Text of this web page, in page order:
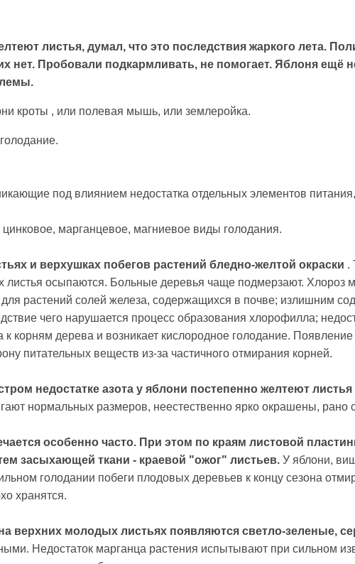
листья, думал, что это последствия жаркого лета.
нет. Пробовали подкармливать, не помогает. Яблоня ещё
кроты , или полевая мышь, или землеройка.
под влиянием недостатка отдельных элементов
марганцевое, магниевое виды голодания.
и верхушках побегов растений бледно-желтой окраски .
листья осыпаются. Больные деревья чаще подмерзают. Хлороз
растений солей железа, содержащихся в почве; излишним
чего нарушается процесс образования хлорофилла;
к корням дерева и возникает кислородное голодание.
питательных веществ из-за частичного отмирания корней.
недостатке азота у яблони постепенно желтеют
нормальных размеров, неестественно ярко окрашены, рано
особенно часто. При этом по краям листовой
засыхающей ткани - краевой "ожог" листьев. У яблони,
голодании побеги плодовых деревьев к концу сезона
хранятся.
верхних молодых листьях появляются светло-зеленые,
Недостаток марганца растения испытывают при сильном